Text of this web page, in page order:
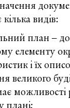
видів:
план –
елементу
і їх
великого
можливості
плані;